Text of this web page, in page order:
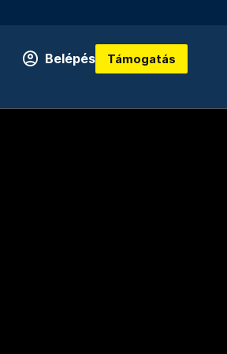
Belépés Támogatás